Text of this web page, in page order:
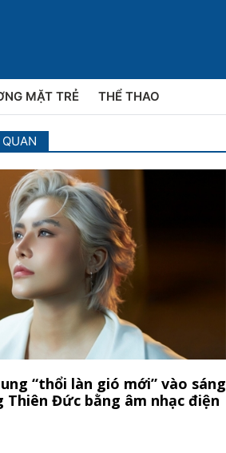
MẶT TRẺ THỂ THAO
“thổi làn gió mới” vào sáng
Thiên Đức bằng âm nhạc điện